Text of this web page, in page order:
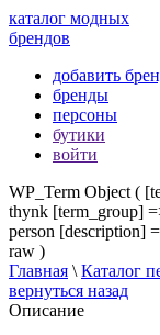
каталог модных
брендов
добавить
бренды
персоны
бутики
войти
WP_Term Object (
thynk [term_group]
person [description]
raw )
Главная \ Каталог
вернуться назад
Описание